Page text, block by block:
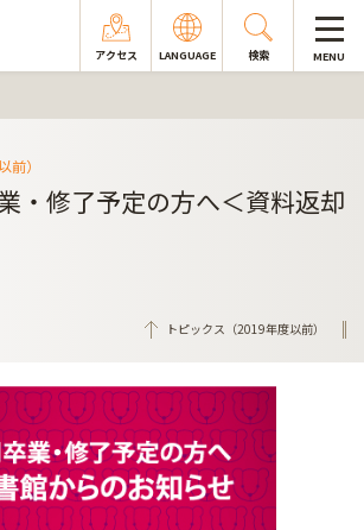
アクセス LANGUAGE 検索 MENU
前）
・修了予定の方へ＜資料返却
トピックス（2019年度以前）